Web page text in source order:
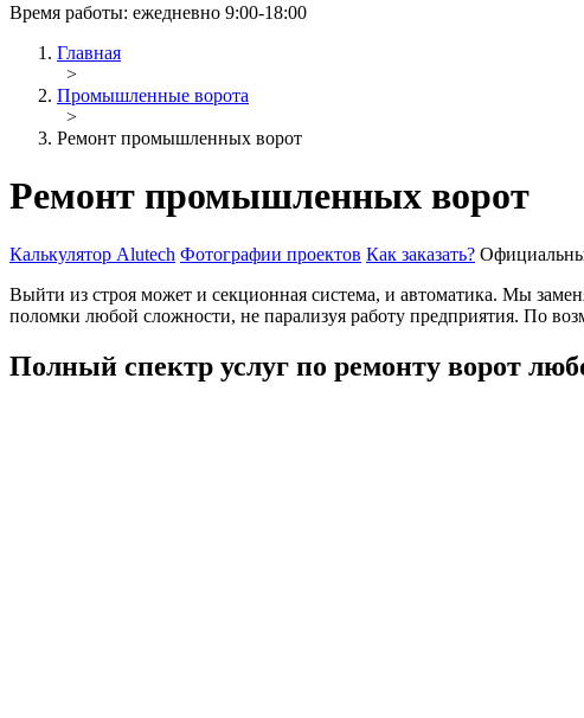
Время работы: ежедневно 9:00-18:00
Главная
>
Промышленные ворота
>
Ремонт промышленных ворот
Ремонт промышленных ворот
Калькулятор Alutech Фотографии проектов Как заказать?
Выйти из строя может и секционная система, и автоматика. Мы
поломки любой сложности, не парализуя работу предприятия. По
Полный спектр услуг по ремонту ворот